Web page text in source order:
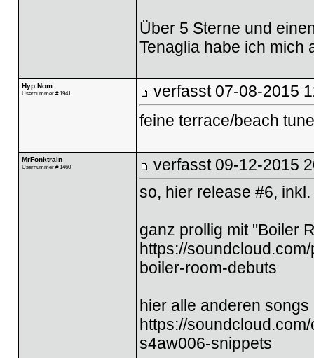
Über 5 Sterne und
Tenaglia habe ich mich
Hyp Nom
Usernummer # 1941 verfasst 07-08-2015
feine terrace/beach
MrFonktrain
Usernummer # 1460 verfasst 09-12-2015
so, hier release #6,
ganz prollig mit "Boiler
https://
boiler-room-debuts
hier alle anderen
https://
s4aw006-snippets